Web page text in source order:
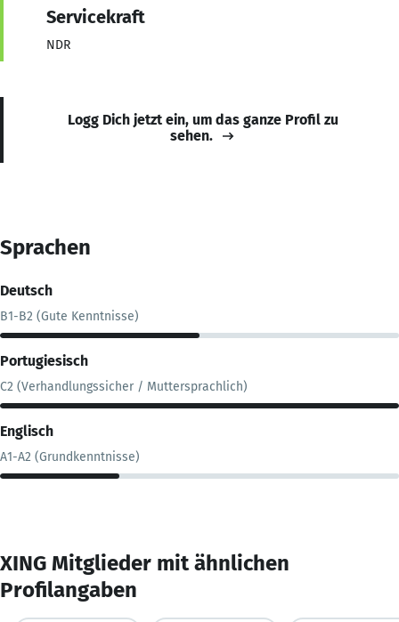
Servicekraft
NDR
Logg Dich jetzt ein, um das ganze Profil zu
sehen.
Sprachen
Deutsch
B1-B2 (Gute Kenntnisse)
Portugiesisch
C2 (Verhandlungssicher / Muttersprachlich)
Englisch
A1-A2 (Grundkenntnisse)
XING Mitglieder mit ähnlichen
Profilangaben